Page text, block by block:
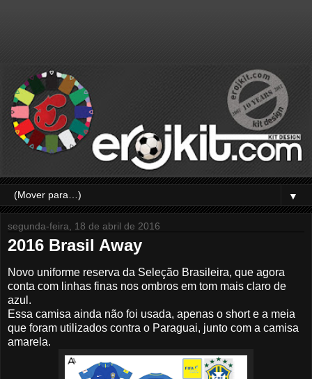
▼
segunda-feira, 18 de abril de 2016
2016 Brasil Away
Novo uniforme reserva da Seleção Brasileira, que agora
conta com linhas finas nos ombros em tom mais claro de
azul.
Essa camisa ainda não foi usada, apenas o short e a meia
que foram utilizados contra o Paraguai, junto com a camisa
amarela.